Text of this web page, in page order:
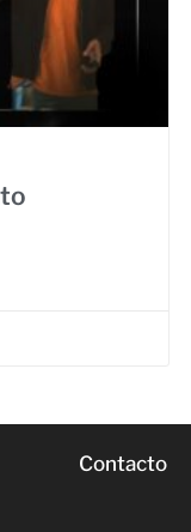
Contacto